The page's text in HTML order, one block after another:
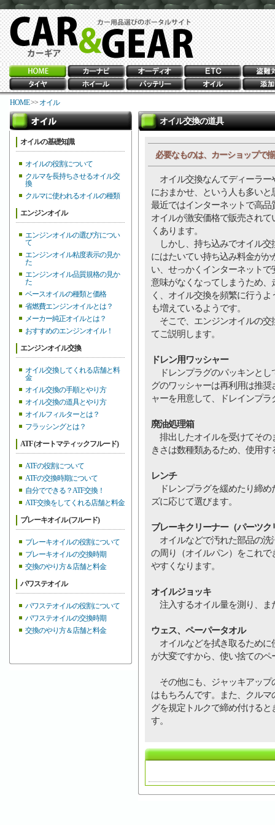
HOME>> オイル
オイルの基礎知識
オイルの役割について
クルマを長持ちさせるオイル交
換
クルマに使われるオイルの種類
エンジンオイル
エンジンオイルの選び方につい
て
エンジンオイル粘度表示の見か
た
エンジンオイル品質規格の見か
た
ベースオイルの種類と価格
省燃費エンジンオイルとは？
メーカー純正オイルとは？
おすすめのエンジンオイル！
エンジンオイル交換
オイル交換してくれる店舗と料
金
オイル交換の手順とやり方
オイル交換の道具とやり方
オイルフィルターとは？
フラッシングとは？
ATF (オートマティックフルード)
ATFの役割について
ATFの交換時期について
自分でできる？ATF交換！
ATF交換をしてくれる店舗と料金
ブレーキオイル (フルード)
ブレーキオイルの役割について
ブレーキオイルの交換時期
交換のやり方＆店舗と料金
パワステオイル
パワステオイルの役割について
パワステオイルの交換時期
交換のやり方＆店舗と料金
オイル交換の道具
必要なものは、カーショップで
オイル交換なんてディーラー
におまかせ、という人も多いと
最近ではインターネットで高品
オイルが激安価格で販売されて
くあります。
しかし、持ち込みでオイル交
にはたいてい持ち込み料金がか
い、せっかくインターネットで
意味がなくなってしまうため、
く、オイル交換を頻繁に行う
も増えているようです。
そこで、エンジンオイルの交
てご説明します。
ドレン用ワッシャー
ドレンプラグのパッキンとし
グのワッシャーは再利用は推
ャーを用意して、ドレインプ
廃油処理箱
排出したオイルを受けてその
きさは数種類あるため、使用
レンチ
ドレンプラグを緩めたり締め
ズに応じて選びます。
ブレーキクリーナー（パーツク
オイルなどで汚れた部品の洗
の周り（オイルパン）をこれ
やすくなります。
オイルジョッキ
注入するオイル量を測り、ま
ウェス、ペーパータオル
オイルなどを拭き取るために
が大変ですから、使い捨ての
その他にも、ジャッキアップ
はもちろんです。また、クル
グを規定トルクで締め付ける
す。